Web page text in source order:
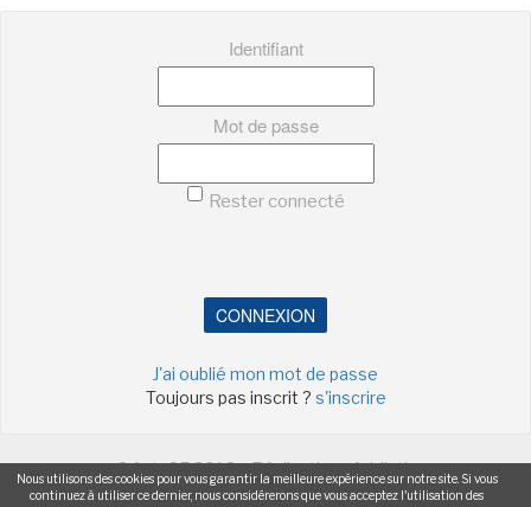
Identifiant
Mot de passe
Rester connecté
CONNEXION
J'ai oublié mon mot de passe
Toujours pas inscrit ? s'inscrire
©ActuSF 2018 - Réalisation :Addictic
Mentions légales - Cookies - Publicités - Données personnelles
Nous utilisons des cookies pour vous garantir la meilleure expérience sur notre site. Si vous
continuez à utiliser ce dernier, nous considérerons que vous acceptez l'utilisation des